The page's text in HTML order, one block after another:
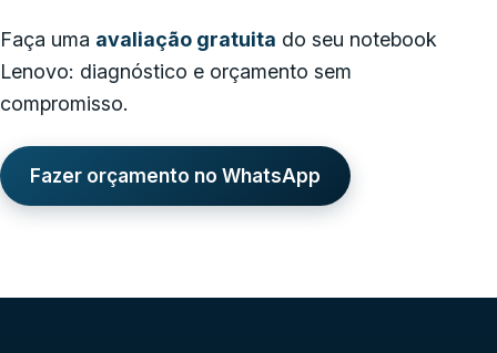
Faça uma avaliação gratuita do seu notebook
Lenovo: diagnóstico e orçamento sem
compromisso.
Fazer orçamento no WhatsApp